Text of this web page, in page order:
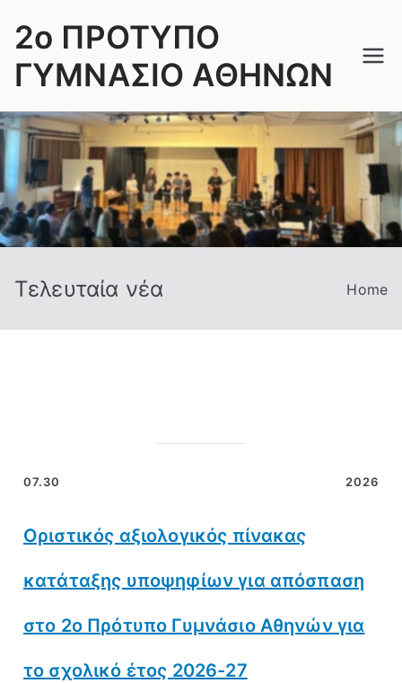
content
2ο ΠΡΟΤΥΠΟ
ΓΥΜΝΑΣΙΟ ΑΘΗΝΩΝ
Τελευταία νέα Home
07.30 2026
Οριστικός αξιολογικός πίνακας
κατάταξης υποψηφίων για απόσπαση
στο 2ο Πρότυπο Γυμνάσιο Αθηνών για
το σχολικό έτος 2026-27